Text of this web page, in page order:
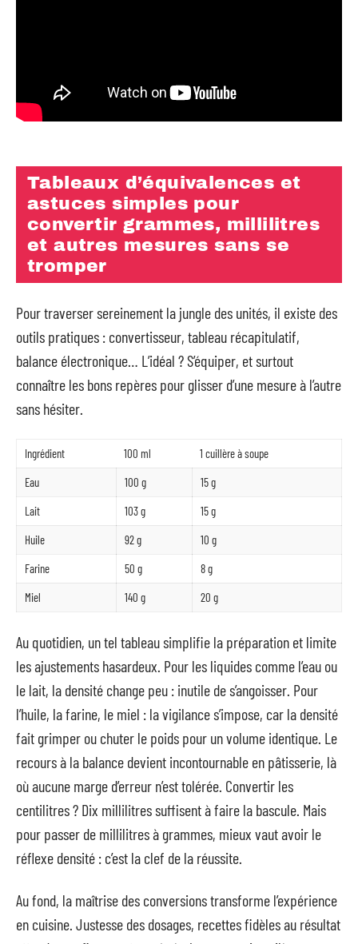
Tableaux d’équivalences et
astuces simples pour
convertir grammes, millilitres
et autres mesures sans se
tromper
Pour traverser sereinement la jungle des unités, il existe des
outils pratiques : convertisseur, tableau récapitulatif,
balance électronique… L’idéal ? S’équiper, et surtout
connaître les bons repères pour glisser d’une mesure à l’autre
sans hésiter.
Ingrédient 100 ml
1 cuillère à soupe
Eau
100 g
15 g
Lait
103 g
15 g
Huile
92 g
10 g
Farine
50 g
8 g
Miel
140 g 20 g
Au quotidien, un tel tableau simplifie la préparation et limite
les ajustements hasardeux. Pour les liquides comme l’eau ou
le lait, la densité change peu : inutile de s’angoisser. Pour
l’huile, la farine, le miel : la vigilance s’impose, car la densité
fait grimper ou chuter le poids pour un volume identique. Le
recours à la balance devient incontournable en pâtisserie, là
où aucune marge d’erreur n’est tolérée. Convertir les
centilitres ? Dix millilitres suffisent à faire la bascule. Mais
pour passer de millilitres à grammes, mieux vaut avoir le
réflexe densité : c’est la clef de la réussite.
Au fond, la maîtrise des conversions transforme l’expérience
en cuisine. Justesse des dosages, recettes fidèles au résultat